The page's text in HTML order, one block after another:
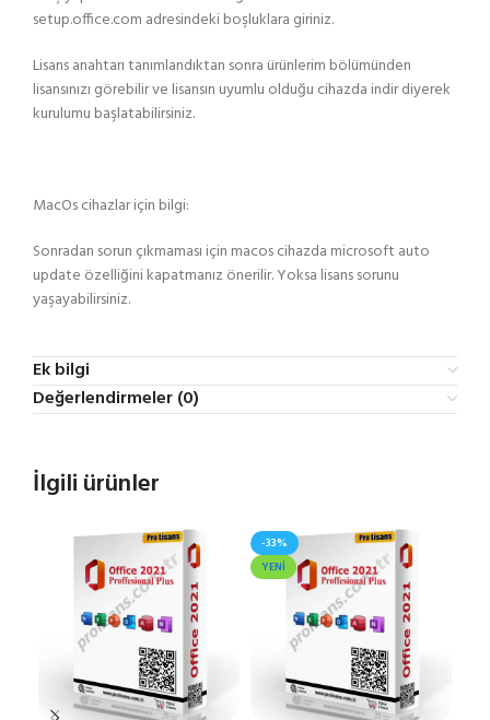
setup.office.com adresindeki boşluklara giriniz.
Lisans anahtarı tanımlandıktan sonra ürünlerim bölümünden
lisansınızı görebilir ve lisansın uyumlu olduğu cihazda indir diyerek
kurulumu başlatabilirsiniz.
MacOs cihazlar için bilgi:
Sonradan sorun çıkmaması için macos cihazda microsoft auto
update özelliğini kapatmanız önerilir. Yoksa lisans sorunu
yaşayabilirsiniz.
Ek bilgi
Değerlendirmeler (0)
İlgili ürünler
-33%
YENI